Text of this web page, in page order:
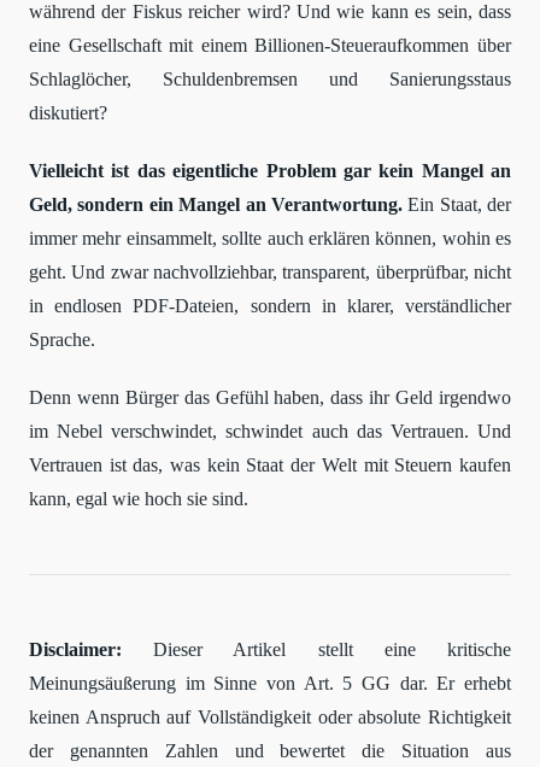
während der Fiskus reicher wird? Und wie kann es sein, dass
eine Gesellschaft mit einem Billionen-Steueraufkommen über
Schlaglöcher, Schuldenbremsen und Sanierungsstaus
diskutiert?
Vielleicht ist das eigentliche Problem gar kein Mangel an
Geld, sondern ein Mangel an Verantwortung.Ein Staat, der
immer mehr einsammelt, sollte auch erklären können, wohin es
geht. Und zwar nachvollziehbar, transparent, überprüfbar, nicht
in endlosen PDF-Dateien, sondern in klarer, verständlicher
Sprache.
Denn wenn Bürger das Gefühl haben, dass ihr Geld irgendwo
im Nebel verschwindet, schwindet auch das Vertrauen. Und
Vertrauen ist das, was kein Staat der Welt mit Steuern kaufen
kann, egal wie hoch sie sind.
Disclaimer: Dieser Artikel stellt eine kritische
Meinungsäußerung im Sinne von Art. 5 GG dar. Er erhebt
keinen Anspruch auf Vollständigkeit oder absolute Richtigkeit
der genannten Zahlen und bewertet die Situation aus